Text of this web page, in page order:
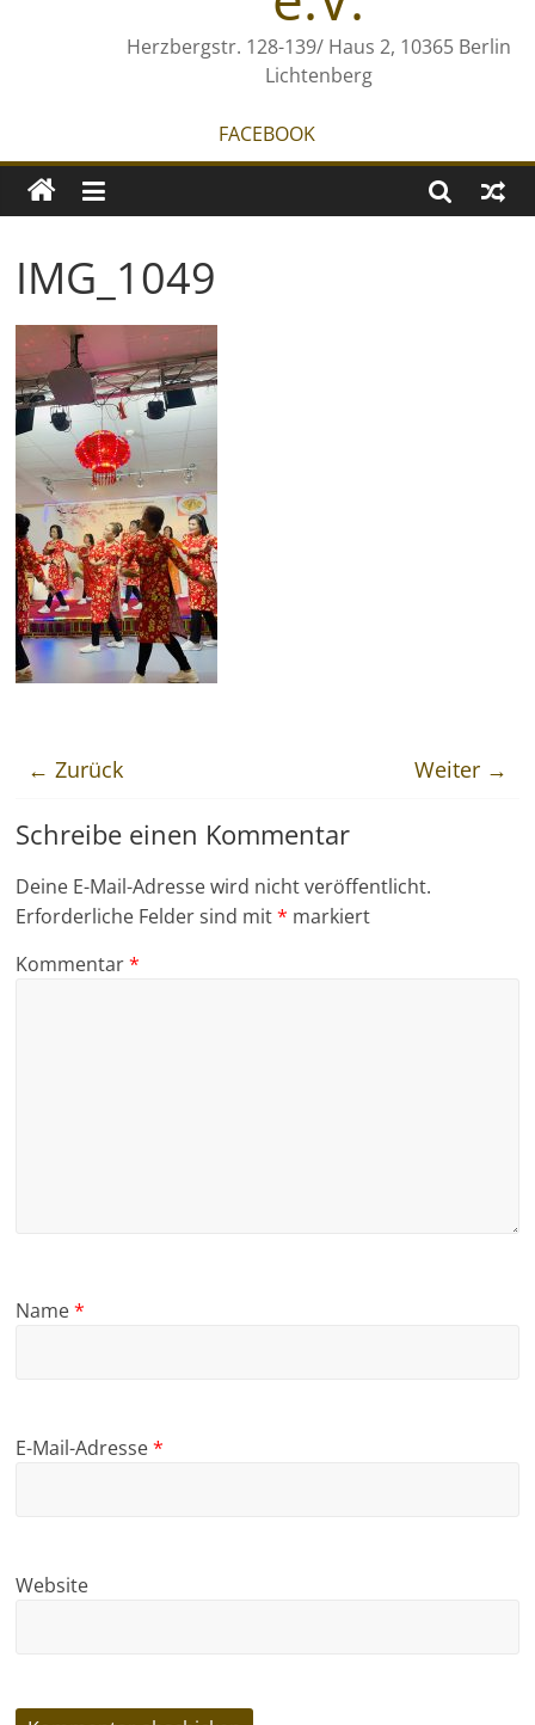
Herzbergstr. 128-139/ Haus 2, 10365 Berlin
Lichtenberg
FACEBOOK
IMG_1049
← Zurück Weiter →
Schreibe einen Kommentar
Deine E-Mail-Adresse wird nicht veröffentlicht.
Erforderliche Felder sind mit* markiert
Kommentar*
Name*
E-Mail-Adresse*
Website